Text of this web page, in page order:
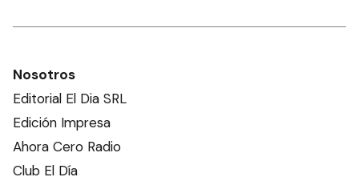
Nosotros
Editorial El Dia SRL
Edición Impresa
Ahora Cero Radio
Club El Día